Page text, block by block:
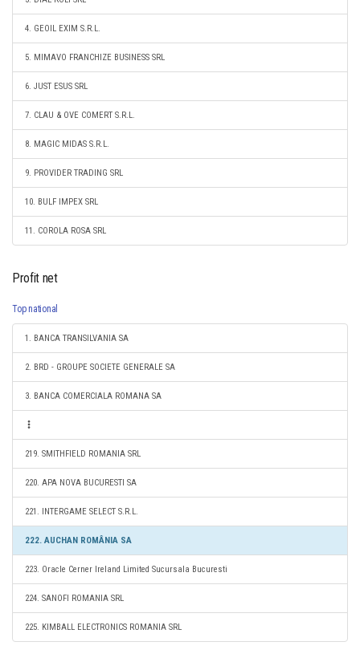
4. GEOIL EXIM S.R.L.
5. MIMAVO FRANCHIZE BUSINESS SRL
6. JUST ESUS SRL
7. CLAU & OVE COMERT S.R.L.
8. MAGIC MIDAS S.R.L.
9. PROVIDER TRADING SRL
10. BULF IMPEX SRL
11. COROLA ROSA SRL
Profit net
Top national
1. BANCA TRANSILVANIA SA
2. BRD - GROUPE SOCIETE GENERALE SA
3. BANCA COMERCIALA ROMANA SA
219. SMITHFIELD ROMANIA SRL
220. APA NOVA BUCURESTI SA
221. INTERGAME SELECT S.R.L.
222. AUCHAN ROMÂNIA SA
223. Oracle Cerner Ireland Limited Sucursala Bucuresti
224. SANOFI ROMANIA SRL
225. KIMBALL ELECTRONICS ROMANIA SRL